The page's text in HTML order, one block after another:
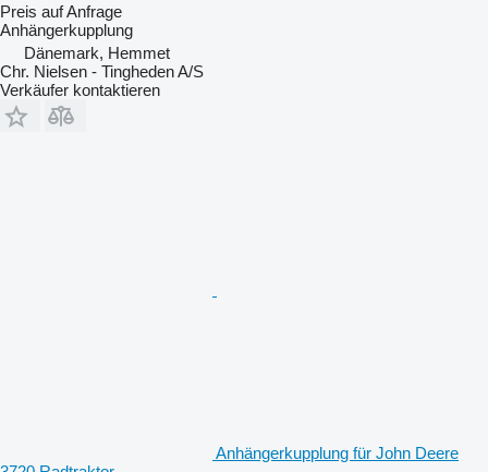
Preis auf Anfrage
Anhängerkupplung
Dänemark, Hemmet
Chr. Nielsen - Tingheden A/S
Verkäufer kontaktieren
Anhängerkupplung für John Deere